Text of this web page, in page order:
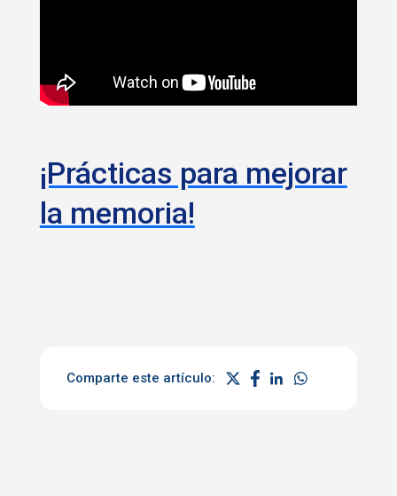
¡Prácticas para mejorar
la memoria!
Comparte este artículo: